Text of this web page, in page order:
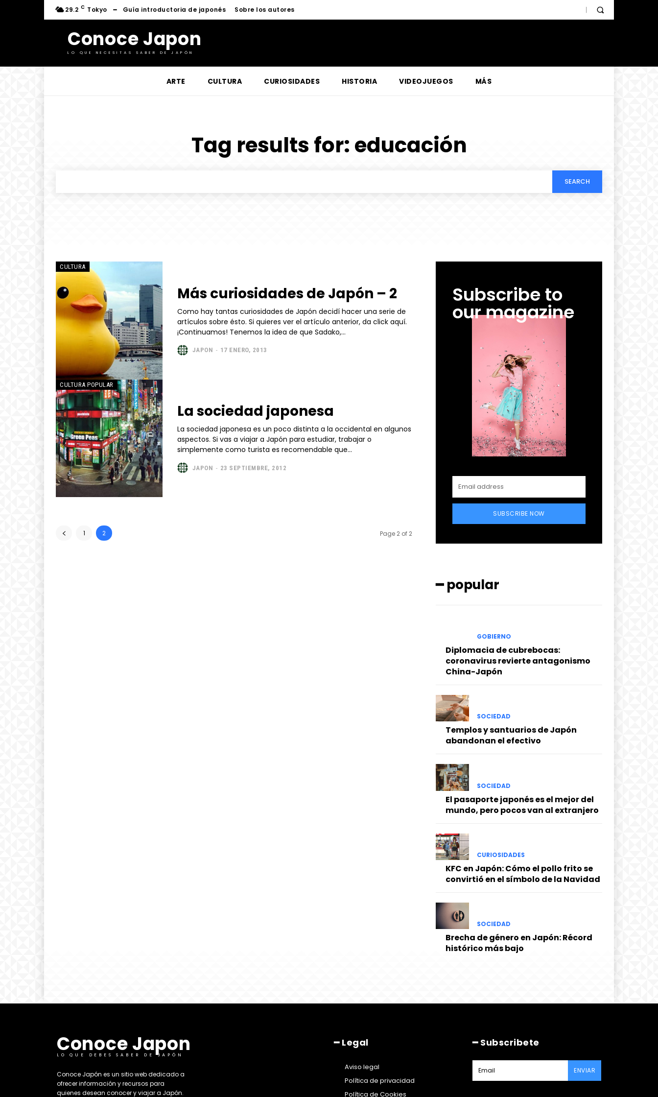
29.2 C Tokyo Guía introductoria de japonés Sobre los autores
Conoce Japon
LO QUE NECESITAS SABER DE JAPÓN
ARTE CULTURA CURIOSIDADES HISTORIA VIDEOJUEGOS MÁS
Tag results for: educación
SEARCH
CULTURA
Más curiosidades de Japón – 2
Como hay tantas curiosidades de Japón decidí hacer una serie de
artículos sobre ésto. Si quieres ver el artículo anterior, da click aquí.
¡Continuamos! Tenemos la idea de que Sadako,...
JAPON - 17 ENERO, 2013
CULTURA POPULAR
La sociedad japonesa
La sociedad japonesa es un poco distinta a la occidental en algunos
aspectos. Si vas a viajar a Japón para estudiar, trabajar o
simplemente como turista es recomendable que...
JAPON - 23 SEPTIEMBRE, 2012
1 2 Page 2 of 2
Subscribe to
our magazine
SUBSCRIBE NOW
━ popular
GOBIERNO
Diplomacia de cubrebocas:
coronavirus revierte antagonismo
China-Japón
SOCIEDAD
Templos y santuarios de Japón
abandonan el efectivo
SOCIEDAD
El pasaporte japonés es el mejor del
mundo, pero pocos van al extranjero
CURIOSIDADES
KFC en Japón: Cómo el pollo frito se
convirtió en el símbolo de la Navidad
SOCIEDAD
Brecha de género en Japón: Récord
histórico más bajo
Conoce Japon
LO QUE DEBES SABER DE JAPÓN
​Conoce Japón es un sitio web dedicado a
ofrecer información y recursos para
quienes desean conocer y viajar a Japón.
━ Legal
Aviso legal
Política de privacidad
Política de Cookies
━ Subscribete
ENVIAR